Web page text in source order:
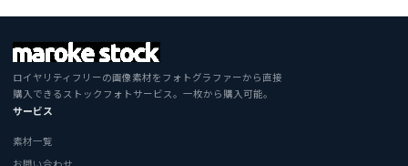
ロイヤリティフリーの画像素材をフォトグラファーから直接
購入できるストックフォトサービス。一枚から購入可能。
サービス
素材一覧